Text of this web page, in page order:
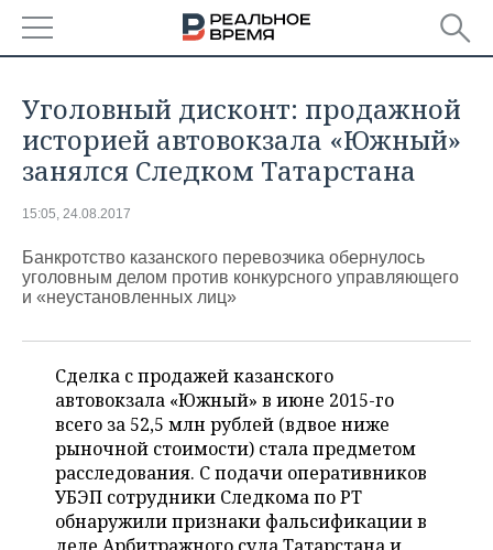
БАШКОРТОСТАН
ТАТАРСТАН
НОВОСТИ
АНАЛИТИКА
ДЕКЛАРАЦИИ О ДОХОДАХ
ВУЗЫ ТАТАРСТАНА
КОМУ ПРИНАДЛЕЖАТ
ТОРГОВЫЕ ЦЕНТРЫ
ТАТАРСТАНА
НОВОСТИ ЭКОНОМИКИ
БАНКИ
БЮДЖЕТ
ИНВЕСТИЦИИ
ПРОМЫШЛЕННОСТЬ
ПРОМЫШЛЕННОСТИ
АГРОПРОМ
МАШИНОСТРОЕНИЕ
НЕФТЕХИМИЯ
НОВОСТИ НЕДВИЖИМОСТИ
АВТО
НОВОСТИ АВТО
БИЗНЕС
НОВОСТИ БИЗНЕСА
РОЗНИЧНАЯ ТОРГОВЛЯ
ТЕХНОЛОГИИ
НОВОСТИ ТЕХНОЛОГИЙ
МЕРОПРИЯТИЯ
Уголовный дисконт: продажной
историей автовокзала «Южный»
занялся Следком Татарстана
15:05, 24.08.2017
Банкротство казанского перевозчика обернулось
уголовным делом против конкурсного управляющего
и «неустановленных лиц»
Сделка с продажей казанского
автовокзала «Южный» в июне 2015-го
всего за 52,5 млн рублей (вдвое ниже
рыночной стоимости) стала предметом
расследования. С подачи оперативников
УБЭП сотрудники Следкома по РТ
обнаружили признаки фальсификации в